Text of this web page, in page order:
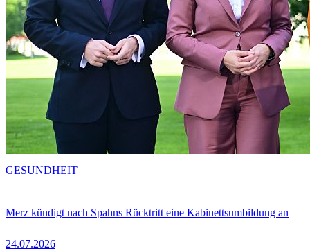
Merz kündigt nach Spahns Rücktritt eine Kabinettsumbildung an
24.07.2026
GESUNDHEIT